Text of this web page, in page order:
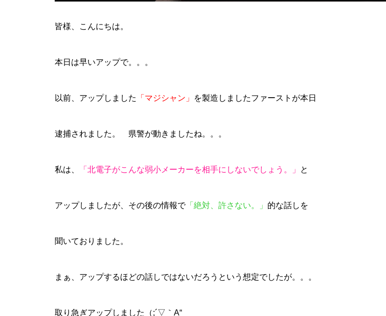
物件視察③
皆様、こんにちは。
本日は早いアップで。。。
以前、アップしました 「マジシャン」 を製造しましたファーストが本日
逮捕されました。 県警が動きましたね。。。
私は、 「北電子がこんな弱小メーカーを相手にしないでしょう。」 と
アップしましたが、その後の情報で「絶対、許さない。」 的な話しを
聞いておりました。
まぁ、アップするほどの話しではないだろうという想定でしたが。。。
取り急ぎアップしました（;´▽｀A“